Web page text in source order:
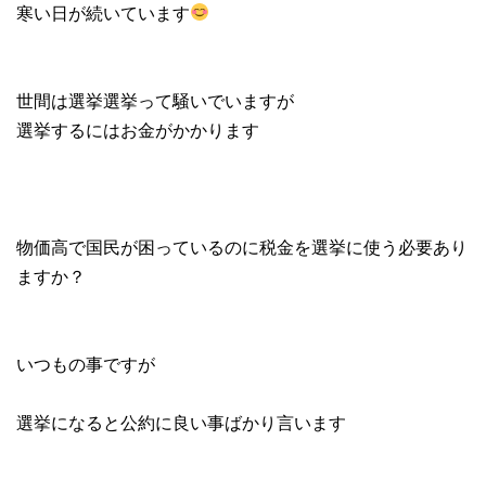
寒い日が続いています
世間は選挙選挙って騒いでいますが
選挙するにはお金がかかります
物価高で国民が困っているのに税金を選挙に使う必要あり
ますか？
いつもの事ですが
選挙になると公約に良い事ばかり言います